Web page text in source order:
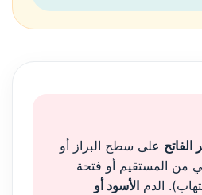
الفاتح على سطح البراز أو
من المستقيم أو فتحة
الدم الأسود أو